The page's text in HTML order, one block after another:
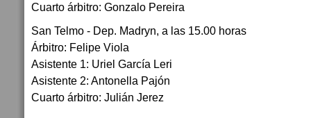
Cuarto árbitro: Gonzalo Pereira
San Telmo - Dep. Madryn, a las 15.00 horas
Árbitro: Felipe Viola
Asistente 1: Uriel García Leri
Asistente 2: Antonella Pajón
Cuarto árbitro: Julián Jerez